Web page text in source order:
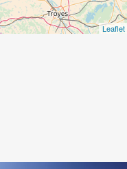
Leaflet